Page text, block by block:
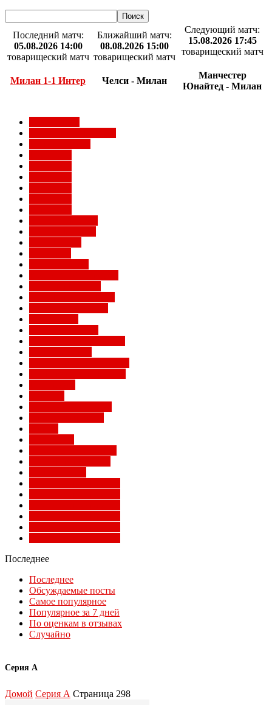
Последний матч:
05.08.2026 14:00
товарищеский матч
Милан 1-1 Интер
Ближайший матч:
08.08.2026 15:00
товарищеский матч
Челси - Милан
Следующий матч:
15.08.2026 17:45
товарищеский матч
Манчестер
Юнайтед - Милан
Последнее
Последнее
Обсуждаемые посты
Самое популярное
Популярное за 7 дней
По оценкам в отзывах
Случайно
Серия А
Домой Серия А Страница 298